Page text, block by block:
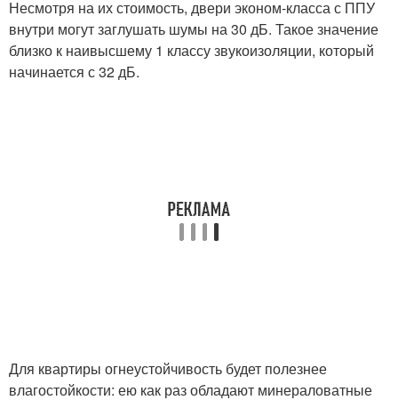
Несмотря на их стоимость, двери эконом-класса с ППУ
внутри могут заглушать шумы на 30 дБ. Такое значение
близко к наивысшему 1 классу звукоизоляции, который
начинается с 32 дБ.
Для квартиры огнеустойчивость будет полезнее
влагостойкости: ею как раз обладают минераловатные